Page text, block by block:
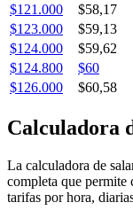
$121.000
$58,17
$123.000
$59,13
$124.000
$59,62
$124.800
$60
$126.000
$60,58
Calculadora
La calculadora de
completa que permite
tarifas por hora,